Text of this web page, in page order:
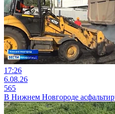
17:26
6.08.26
565
В Нижнем Новгороде